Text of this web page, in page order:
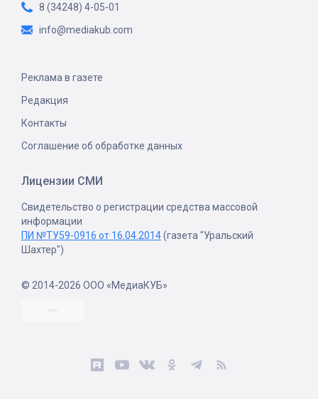
8 (34248) 4-05-01
info@mediakub.com
Реклама в газете
Редакция
Контакты
Соглашение об обработке данных
Лицензии СМИ
Свидетельство о регистрации средства массовой
информации
ПИ №ТУ59-0916 от 16.04.2014(газета "Уральский
Шахтер")
© 2014-2026 ООО «МедиаКУБ»